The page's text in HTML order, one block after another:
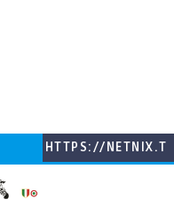
HTTPS://NETNIX.T